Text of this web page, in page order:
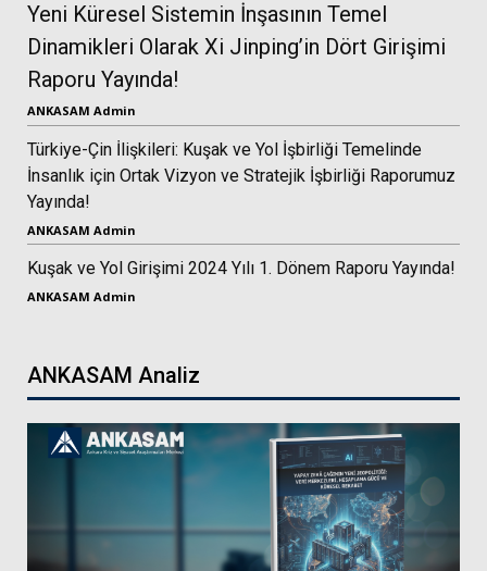
Yeni Küresel Sistemin İnşasının Temel
Dinamikleri Olarak Xi Jinping’in Dört Girişimi
Raporu Yayında!
ANKASAM Admin
Türkiye-Çin İlişkileri: Kuşak ve Yol İşbirliği Temelinde
İnsanlık için Ortak Vizyon ve Stratejik İşbirliği Raporumuz
Yayında!
ANKASAM Admin
Kuşak ve Yol Girişimi 2024 Yılı 1. Dönem Raporu Yayında!
ANKASAM Admin
ANKASAM Analiz